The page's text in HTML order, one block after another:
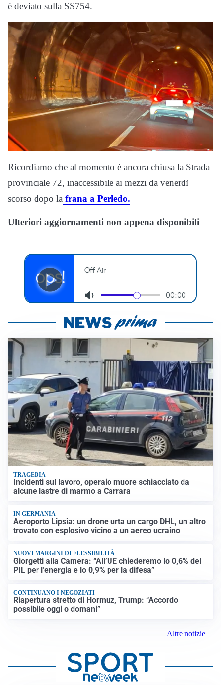
è deviato sulla SS754.
Ricordiamo che al momento è ancora chiusa la Strada
provinciale 72, inaccessibile ai mezzi da venerdì
scorso dopo la frana a Perledo.
Ulteriori aggiornamenti non appena disponibili
TRAGEDIA
Incidenti sul lavoro, operaio muore schiacciato da
alcune lastre di marmo a Carrara
IN GERMANIA
Aeroporto Lipsia: un drone urta un cargo DHL, un altro
trovato con esplosivo vicino a un aereo ucraino
NUOVI MARGINI DI FLESSIBILITÀ
Giorgetti alla Camera: “All’UE chiederemo lo 0,6% del
PIL per l’energia e lo 0,9% per la difesa”
CONTINUANO I NEGOZIATI
Riapertura stretto di Hormuz, Trump: “Accordo
possibile oggi o domani”
Altre notizie